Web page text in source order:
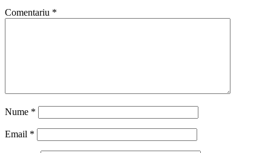
Comentariu *
Nume *
Email *